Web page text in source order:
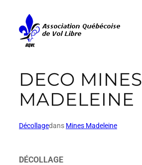
DECO MINES
MADELEINE
Décollagedans Mines Madeleine
DÉCOLLAGE